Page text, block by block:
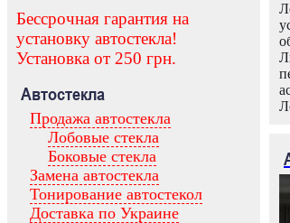
Бессрочная гарантия на
установку автостекла!
Установка от 250 грн.
Автостекла
Продажа автостекла
Лобовые стекла
Боковые стекла
Замена автостекла
Тонирование автостекол
Доставка по Украине